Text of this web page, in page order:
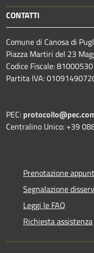
CONTATTI
Comune di Canosa di
Piazza Martiri del 23
Codice Fiscale:
Partita IVA:
PEC:
Centralino Unico: +39
Prenotazione
Segnalazione
Leggi le FAQ
Richiesta assistenza